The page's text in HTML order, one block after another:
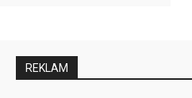
REKLAM